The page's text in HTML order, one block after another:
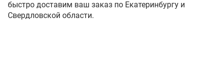
быстро доставим ваш заказ по Екатеринбургу и
Свердловской области.